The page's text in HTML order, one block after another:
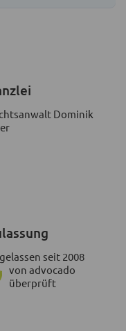
Dominik
seit 2008
von advocado
überprüft